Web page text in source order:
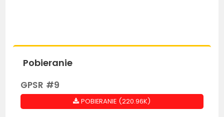
Pobieranie
GPSR #9
POBIERANIE (220.96K)